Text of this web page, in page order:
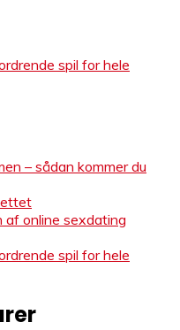
spil for hele
– sådan kommer du
af online sexdating
spil for hele